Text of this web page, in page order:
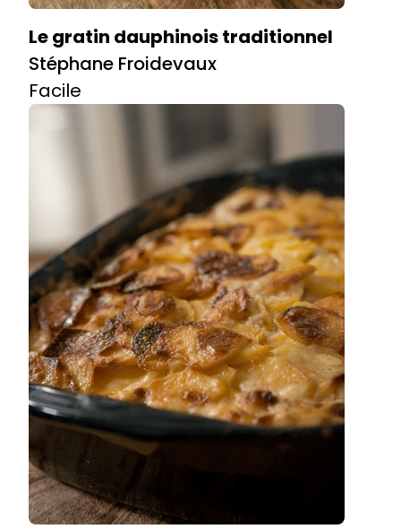
Le gratin dauphinois traditionnel
Stéphane Froidevaux
Facile